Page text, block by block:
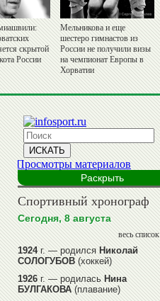
скрытой
России
Мельникова и еще
шестеро гимнастов из
России не получили визы
на чемпионат Европы в
Хорватии
Раскрыть
Спортивный хронограф
Сегодня, 8 августа
весь список
1924г. — родилсяНиколай
СОЛОГУБОВ(хоккей)
1926г. — родиласьНина
БУЛГАКОВА(плавание)